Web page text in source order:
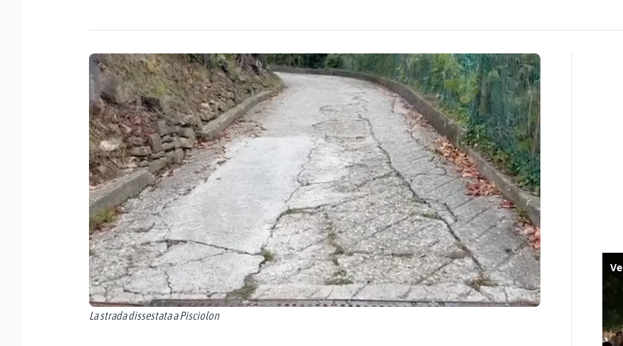
La strada dissestata a Pisciolon